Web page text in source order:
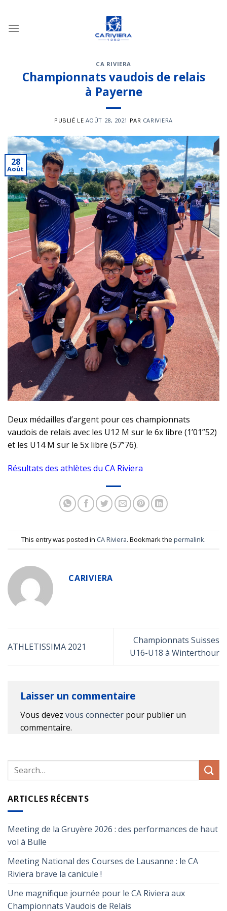
contenu
CA RIVIERA
Championnats vaudois de relais
à Payerne
PUBLIÉ LE AOÛT 28, 2021 PAR CARIVIERA
28
Août
Deux médailles d’argent pour ces championnats
vaudois de relais avec les U12 M sur le 6x libre (1’01”52)
et les U14 M sur le 5x libre (57”76).
Résultats des athlètes du CA Riviera
This entry was posted in CA Riviera. Bookmark the permalink.
CARIVIERA
ATHLETISSIMA 2021
Championnats Suisses
U16-U18 à Winterthour
Laisser un commentaire
Vous devez vous connecter pour publier un
commentaire.
ARTICLES RÉCENTS
Meeting de la Gruyère 2026 : des performances de haut
vol à Bulle
Meeting National des Courses de Lausanne : le CA
Riviera brave la canicule !
Une magnifique journée pour le CA Riviera aux
Championnats Vaudois de Relais